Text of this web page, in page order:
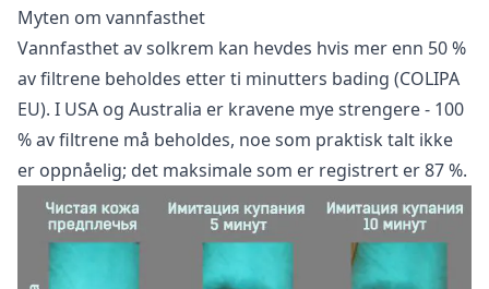
Myten om vannfasthet
Vannfasthet av solkrem kan hevdes hvis mer enn 50 %
av filtrene beholdes etter ti minutters bading (COLIPA
EU). I USA og Australia er kravene mye strengere - 100
% av filtrene må beholdes, noe som praktisk talt ikke
er oppnåelig; det maksimale som er registrert er 87 %.